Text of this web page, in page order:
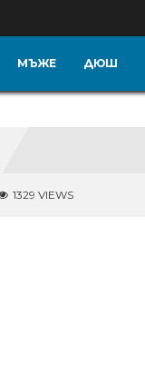
МЪЖЕ ДЮШ
1329 VIEWS